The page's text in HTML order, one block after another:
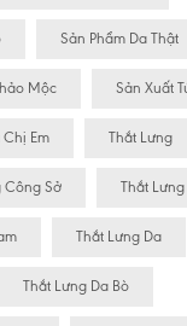
Sản Phẩm Da Thật
Mộc Sản Xuất
Em Thắt Lưng
Công Sở Thắt
Thắt Lưng Da
Thắt Lưng Da Bò